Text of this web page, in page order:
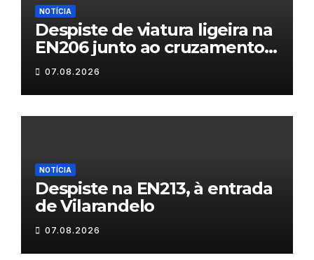
NOTÍCIA
Despiste de viatura ligeira na
EN206 junto ao cruzamento
Fornos do Pinhal
07.08.2026
NOTÍCIA
Despiste na EN213, à entrada
de Vilarandelo
07.08.2026